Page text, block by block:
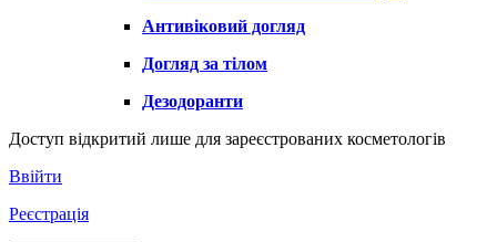
Антивіковий догляд
Догляд за тілом
Дезодоранти
Доступ відкритий лише для зареєстрованих косметологів
Ввійти
Реєстрація